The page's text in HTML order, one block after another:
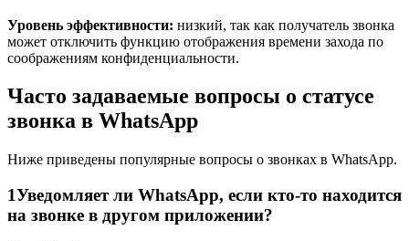
Уровень эффективности: низкий, так как получатель звонка
может отключить функцию отображения времени захода по
соображениям конфиденциальности.
Часто задаваемые вопросы о статусе
звонка в WhatsApp
Ниже приведены популярные вопросы о звонках в WhatsApp.
1Уведомляет ли WhatsApp, если кто-то находится
на звонке в другом приложении?